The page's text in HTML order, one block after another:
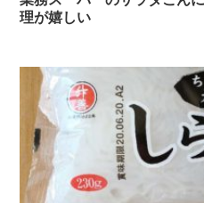
理が嬉しい